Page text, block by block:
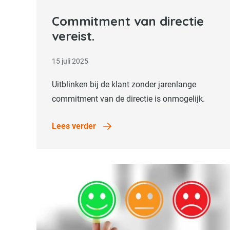
Lees verder
Commitment van directie
vereist.
15 juli 2025
Uitblinken bij de klant zonder jarenlange
commitment van de directie is onmogelijk.
Lees verder